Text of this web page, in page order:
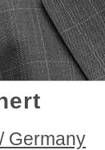
Germany